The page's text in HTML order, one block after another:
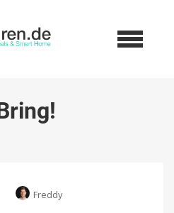
Freddy